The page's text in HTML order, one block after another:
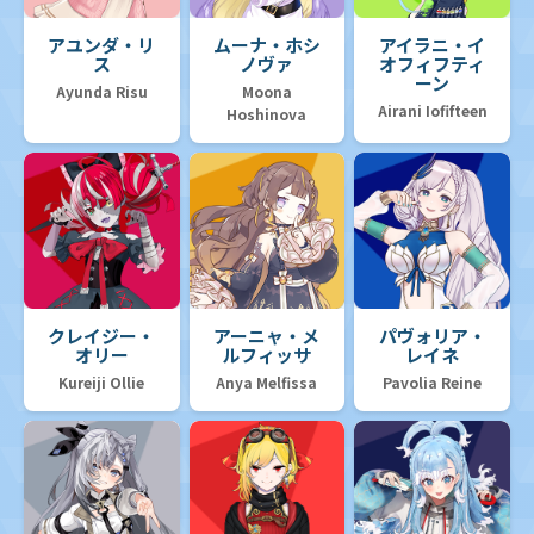
アユンダ・リ
ス
Ayunda Risu
ムーナ・ホシ
ノヴァ
Moona
Hoshinova
アイラニ・イ
オフィフティ
ーン
Airani Iofifteen
クレイジー・
オリー
Kureiji Ollie
アーニャ・メ
ルフィッサ
Anya Melfissa
パヴォリア・
レイネ
Pavolia Reine